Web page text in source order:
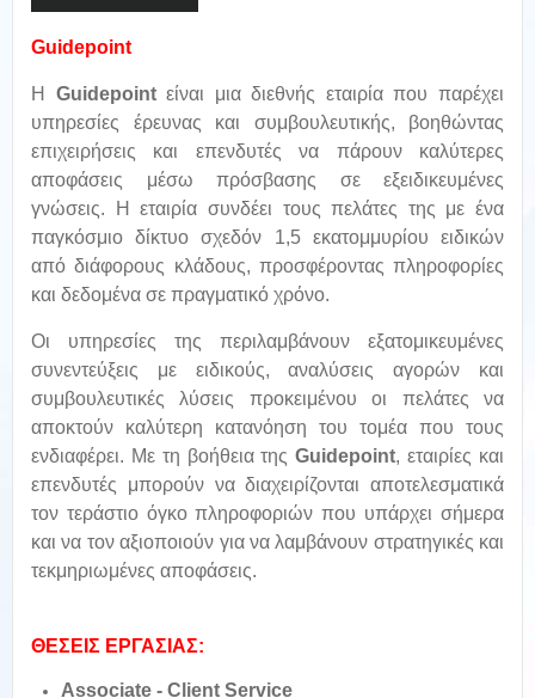
Guidepoint
Η Guidepointείναι μια διεθνής εταιρία που παρέχει
υπηρεσίες έρευνας και συμβουλευτικής, βοηθώντας
επιχειρήσεις και επενδυτές να πάρουν καλύτερες
αποφάσεις μέσω πρόσβασης σε εξειδικευμένες
γνώσεις. Η εταιρία συνδέει τους πελάτες της με ένα
παγκόσμιο δίκτυο σχεδόν 1,5 εκατομμυρίου ειδικών
από διάφορους κλάδους, προσφέροντας πληροφορίες
και δεδομένα σε πραγματικό χρόνο.
Οι υπηρεσίες της περιλαμβάνουν εξατομικευμένες
συνεντεύξεις με ειδικούς, αναλύσεις αγορών και
συμβουλευτικές λύσεις προκειμένου οι πελάτες να
αποκτούν καλύτερη κατανόηση του τομέα που τους
ενδιαφέρει. Με τη βοήθεια τηςGuidepoint, εταιρίες και
επενδυτές μπορούν να διαχειρίζονται αποτελεσματικά
τον τεράστιο όγκο πληροφοριών που υπάρχει σήμερα
και να τον αξιοποιούν για να λαμβάνουν στρατηγικές και
τεκμηριωμένες αποφάσεις.
ΘΕΣΕΙΣ ΕΡΓΑΣΙΑΣ:
Associate - Client Service